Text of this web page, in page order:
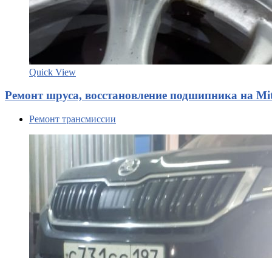
Quick View
Ремонт шруса, восстановление подшипника на
Ремонт трансмиссии